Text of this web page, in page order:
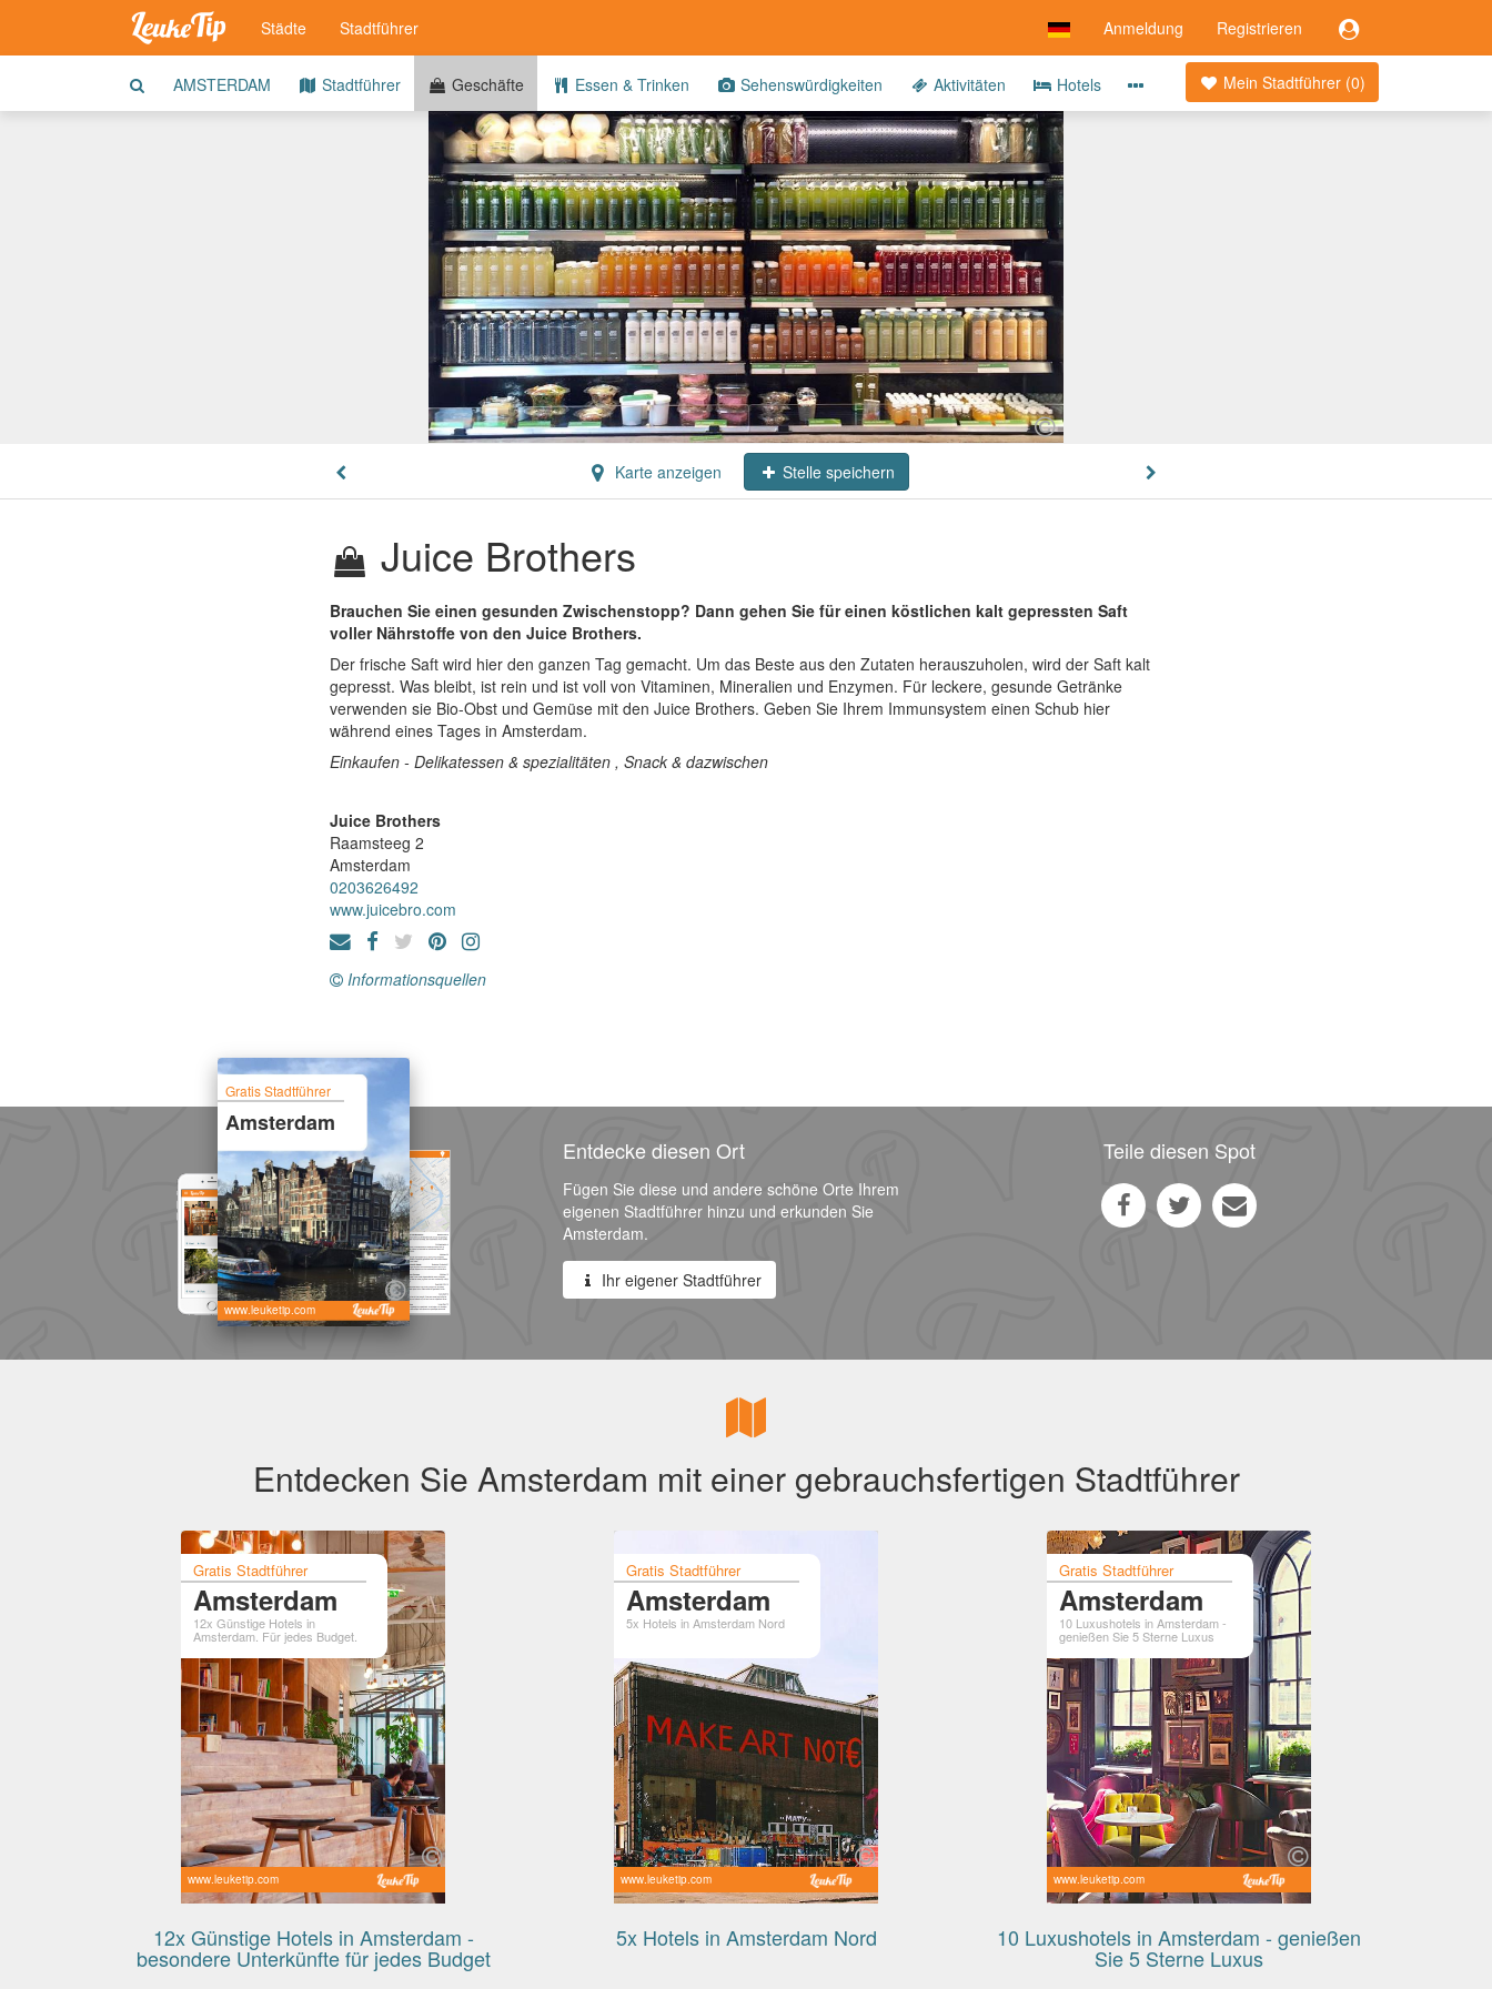
Anmeldung Registrieren
Städte Stadtführer
Mein Stadtführer (0)
AMSTERDAM Stadtführer Geschäfte Essen & Trinken Sehenswürdigkeiten Aktivitäten Hotels
Karte anzeigen Stelle speichern
Juice Brothers
Brauchen Sie einen gesunden Zwischenstopp? Dann gehen Sie für einen köstlichen kalt gepressten Saft
voller Nährstoffe von den Juice Brothers.
Der frische Saft wird hier den ganzen Tag gemacht. Um das Beste aus den Zutaten herauszuholen, wird der Saft kalt
gepresst. Was bleibt, ist rein und ist voll von Vitaminen, Mineralien und Enzymen. Für leckere, gesunde Getränke
verwenden sie Bio-Obst und Gemüse mit den Juice Brothers. Geben Sie Ihrem Immunsystem einen Schub hier
während eines Tages in Amsterdam.
Einkaufen - Delikatessen & spezialitäten , Snack & dazwischen
Juice Brothers
Raamsteeg 2
Amsterdam
0203626492
www.juicebro.com
Informationsquellen
Gratis Stadtführer
Amsterdam
www.leuketip.com
Entdecke diesen Ort
Fügen Sie diese und andere schöne Orte Ihrem
eigenen Stadtführer hinzu und erkunden Sie
Amsterdam.
Ihr eigener Stadtführer
Teile diesen Spot
Entdecken Sie Amsterdam mit einer gebrauchsfertigen Stadtführer
Gratis Stadtführer
Amsterdam
12x Günstige Hotels in
Amsterdam. Für jedes Budget.
www.leuketip.com
12x Günstige Hotels in Amsterdam -
besondere Unterkünfte für jedes Budget
Gratis Stadtführer
Amsterdam
5x Hotels in Amsterdam Nord
www.leuketip.com
5x Hotels in Amsterdam Nord
Gratis Stadtführer
Amsterdam
10 Luxushotels in Amsterdam -
genießen Sie 5 Sterne Luxus
www.leuketip.com
10 Luxushotels in Amsterdam - genießen
Sie 5 Sterne Luxus